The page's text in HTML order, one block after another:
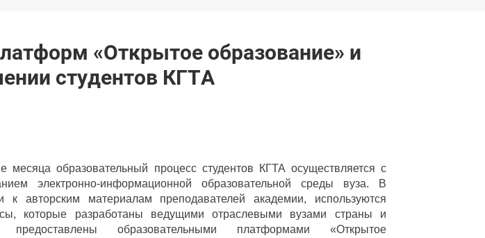
«Открытое образование» и
студентов КГТА
месяца образовательный процесс студентов КГТА осуществляется с
электронно-информационной образовательной среды вуза. В
к авторским материалам преподавателей академии, используются
которые разработаны ведущими отраслевыми вузами страны и
предоставлены образовательными платформами «Открытое